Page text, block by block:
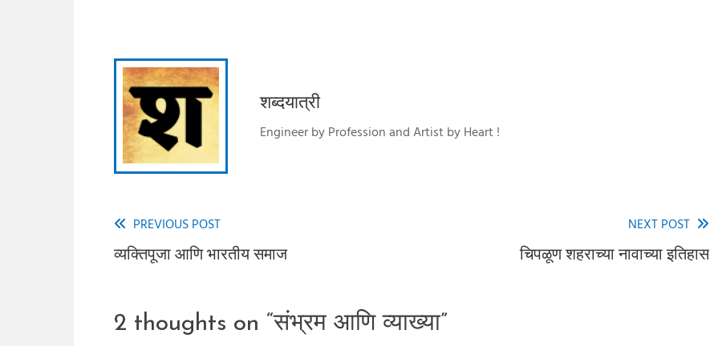
शब्दयात्री
Engineer by Profession and Artist by Heart !
Read
more
PREVIOUS POST
व्यक्तिपूजा आणि भारतीय समाज
NEXT POST
चिपळूण शहराच्या नावाच्या इतिहास
2 thoughts on “संभ्रम आणि व्याख्या”